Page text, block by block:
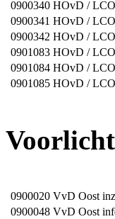
0900340 HOvD /
0900341 HOvD /
0900342 HOvD /
0901083 HOvD /
0901084 HOvD /
0901085 HOvD /
0900020 VvD Oost
0900048 VvD Oost